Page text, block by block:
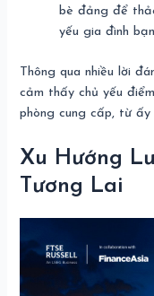
bè đảng để
yếu gia đình
Thông qua nhiều lời
cảm thấy chủ yếu
phòng cung cấp, từ
Xu Hướng
Tương Lai